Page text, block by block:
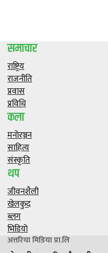
समाचार
राष्ट्रिय
राजनीति
प्रवास
प्रविधि
कला
मनाेरञ्जन
साहित्य
संस्कृति
थप
जीवनशैली
खेलकुद
ब्लग
भिडियाे
अत्तरिया मिडिया प्रा.लि